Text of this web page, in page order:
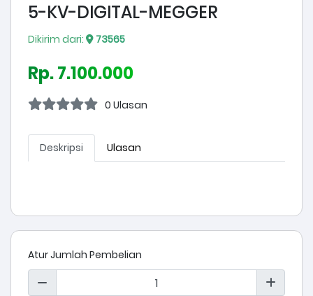
5-KV-DIGITAL-MEGGER
Dikirim dari: 73565
Rp. 7.100.000
0 Ulasan
Deskripsi Ulasan
Atur Jumlah Pembelian